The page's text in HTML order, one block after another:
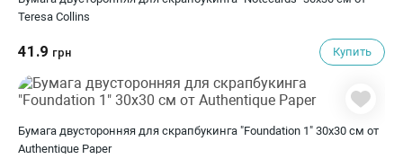
Teresa Collins
41.9 грн Купить
Бумага двусторонняя для скрапбукинга "Foundation 1" 30х30 см от
Authentique Paper